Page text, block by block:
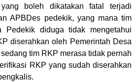
boleh dikatakan fatal terjadi
APBDes pedekik, yang mana tim
Pedekik diduga tidak mengetahui
diserahkan oleh Pemerintah Desa
tim RKP merasa tidak pernah
RKP yang sudah diserahkan